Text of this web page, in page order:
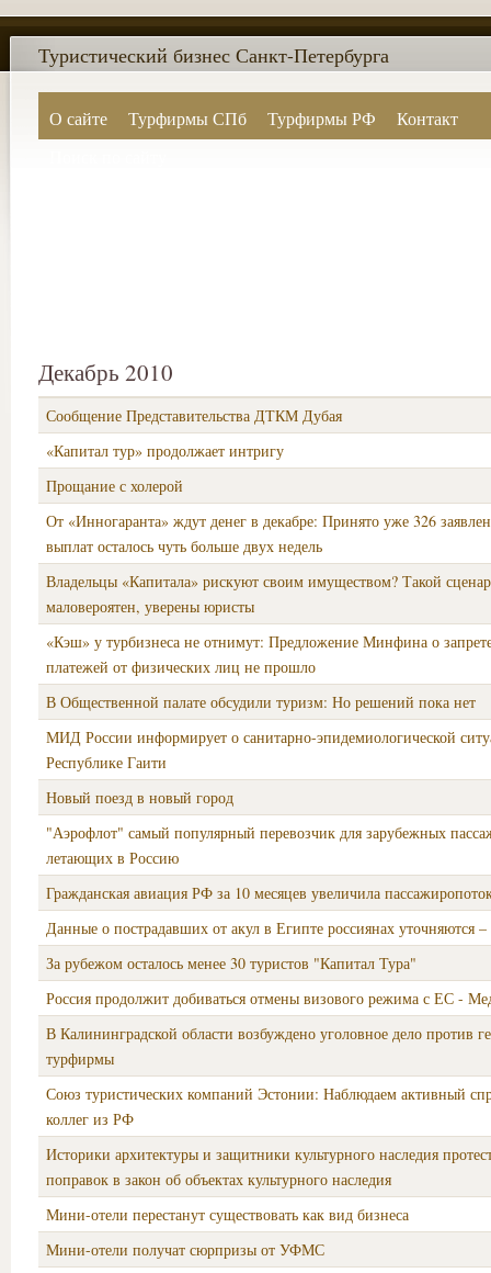
О сайте Турфирмы СПб Турфирмы РФ
Контакт
Туристический бизнес Санкт-Петербурга
Декабрь 2010
Сообщение Представительства ДТКМ Дубая
«Капитал тур» продолжает интригу
Прощание с холерой
От «Инногаранта» ждут денег в декабре: Принято уже 326
выплат осталось чуть больше двух недель
Владельцы «Капитала» рискуют своим имуществом? Такой
маловероятен, уверены юристы
«Кэш» у турбизнеса не отнимут: Предложение Минфина о
платежей от физических лиц не прошло
В Общественной палате обсудили туризм: Но решений пока нет
МИД России информирует о санитарно-эпидемиологической
Республике Гаити
Новый поезд в новый город
"Аэрофлот" самый популярный перевозчик для зарубежных
летающих в Россию
Гражданская авиация РФ за 10 месяцев увеличила
Данные о пострадавших от акул в Египте россиянах уточняются
За рубежом осталось менее 30 туристов "Капитал Тура"
Россия продолжит добиваться отмены визового режима с ЕС -
В Калининградской области возбуждено уголовное дело против
турфирмы
Союз туристических компаний Эстонии: Наблюдаем активный
коллег из РФ
Историки архитектуры и защитники культурного наследия
поправок в закон об объектах культурного наследия
Мини-отели перестанут существовать как вид бизнеса
Мини-отели получат сюрпризы от УФМС